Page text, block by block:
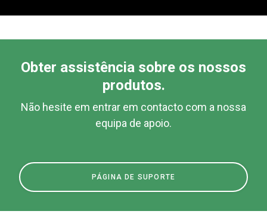
Obter assistência sobre os nossos
produtos.
Não hesite em entrar em contacto com a nossa
equipa de apoio.
PÁGINA DE SUPORTE